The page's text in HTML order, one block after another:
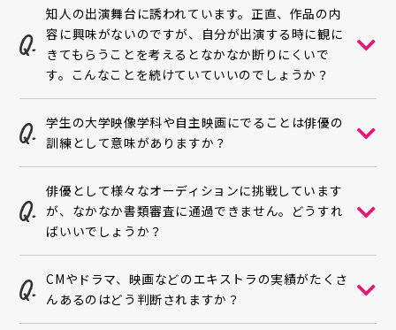
知人の出演舞台に誘われています。正直、作品の内
容に興味がないのですが、自分が出演する時に観に
きてもらうことを考えるとなかなか断りにくいで
す。こんなことを続けていていいのでしょうか？
学生の大学映像学科や自主映画にでることは俳優の
訓練として意味がありますか？
俳優として様々なオーディションに挑戦しています
が、なかなか書類審査に通過できません。どうすれ
ばいいでしょうか？
CMやドラマ、映画などのエキストラの実績がたくさ
んあるのはどう判断されますか？